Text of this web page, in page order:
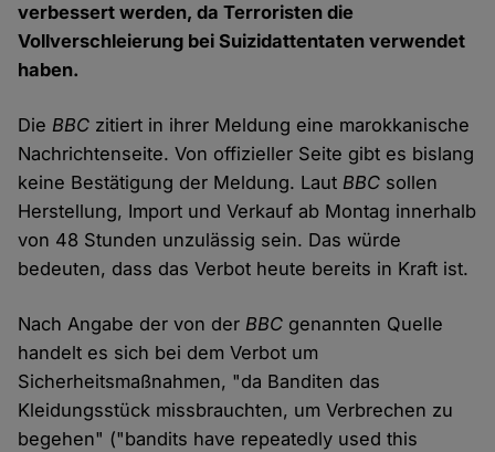
verbessert werden, da Terroristen die
Vollverschleierung bei Suizidattentaten verwendet
haben.
DieBBC zitiert in ihrer Meldung eine marokkanische
Nachrichtenseite. Von offizieller Seite gibt es bislang
keine Bestätigung der Meldung. LautBBC sollen
Herstellung, Import und Verkauf ab Montag innerhalb
von 48 Stunden unzulässig sein. Das würde
bedeuten, dass das Verbot heute bereits in Kraft ist.
Nach Angabe der von derBBC genannten Quelle
handelt es sich bei dem Verbot um
Sicherheitsmaßnahmen, "da Banditen das
Kleidungsstück missbrauchten, um Verbrechen zu
begehen" ("bandits have repeatedly used this